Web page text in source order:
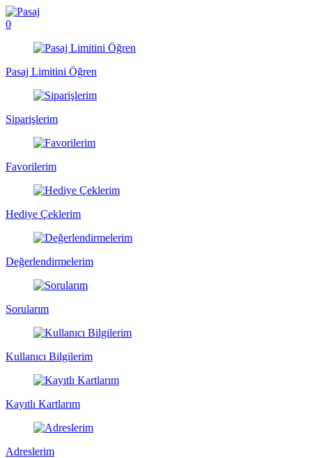
0
Pasaj Limitini Öğren
Siparişlerim
Favorilerim
Hediye Çeklerim
Değerlendirmelerim
Sorularım
Kullanıcı Bilgilerim
Kayıtlı Kartlarım
Adreslerim